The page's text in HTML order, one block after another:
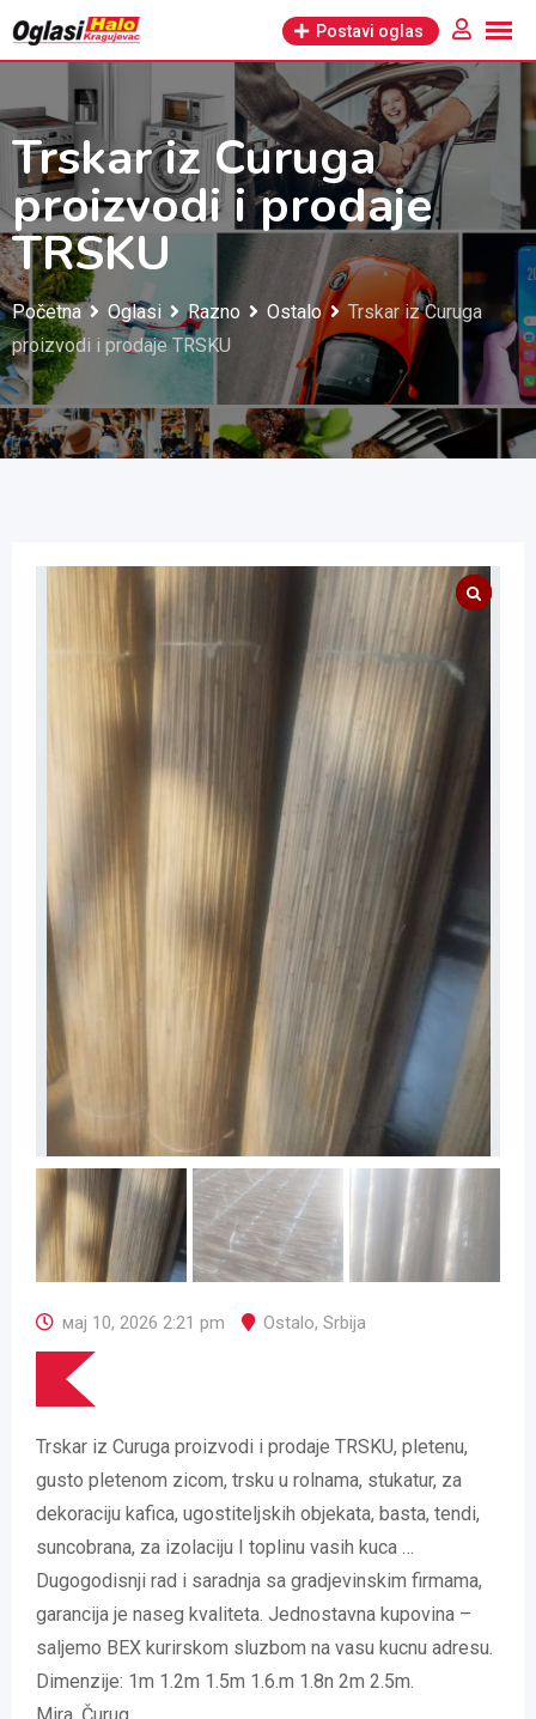
Pređi
na
Postavi oglas
Trskar iz Curuga
proizvodi i prodaje
TRSKU
Početna Oglasi Razno Ostalo
Trskar iz Curuga
proizvodi i prodaje TRSKU
мај 10, 2026 2:21 pm Ostalo, Srbija
Trskar iz Curuga proizvodi i prodaje TRSKU, pletenu,
gusto pletenom zicom, trsku u rolnama, stukatur, za
dekoraciju kafica, ugostiteljskih objekata, basta, tendi,
suncobrana, za izolaciju I toplinu vasih kuca …
Dugogodisnji rad i saradnja sa gradjevinskim firmama,
garancija je naseg kvaliteta. Jednostavna kupovina –
saljemo BEX kurirskom sluzbom na vasu kucnu adresu.
Dimenzije: 1m 1.2m 1.5m 1.6.m 1.8n 2m 2.5m.